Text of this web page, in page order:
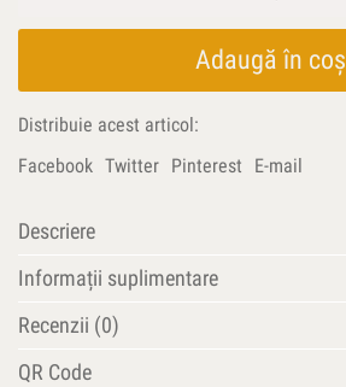
frontul
Adaugă în coș
Distribuie acest articol:
Facebook Twitter Pinterest E-mail
Descriere
Informații suplimentare
Recenzii (0)
QR Code